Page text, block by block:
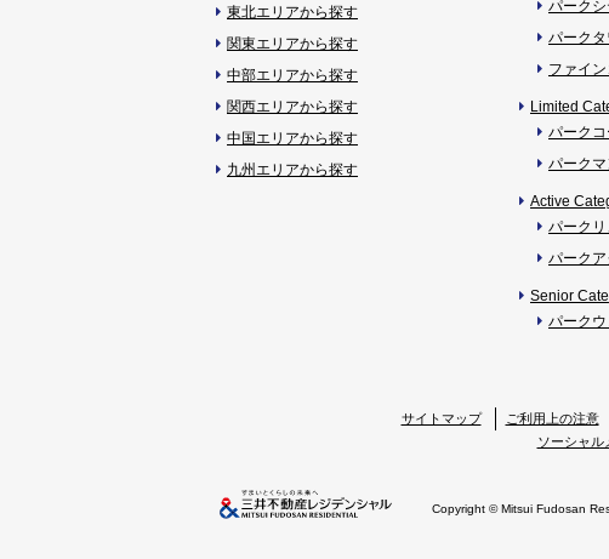
東北エリアから探す
関東エリアから探す
中部エリアから探す
関西エリアから探す
中国エリアから探す
九州エリアから探す
パークシ
パークタ
ファイン
Limited
パークコ
パーク
Active
パーク
パーク
Senior
パークウ
サイトマップ ご利用上の注意
ソーシャル
Copyright © Mitsui Fudosan